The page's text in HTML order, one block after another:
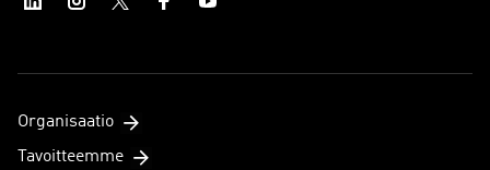
Organisaatio
Tavoitteemme